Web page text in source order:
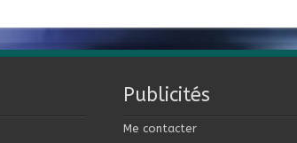
Publicités
Me contacter